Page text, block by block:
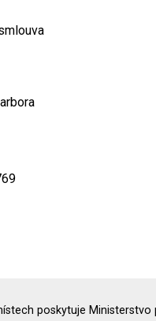
poskytuje Ministerstvo